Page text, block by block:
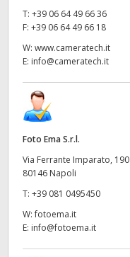
T: +39 06 64 49 66 36
F: +39 06 64 49 66 18
W: www.cameratech.it
E: info@cameratech.it
Foto Ema S.r.l.
Via Ferrante Imparato, 190
80146 Napoli
T: +39 081 0495450
W:fotoema.it
E: info@fotoema.it